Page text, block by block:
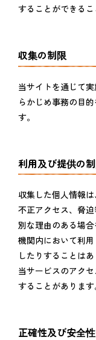
することができるこ
収集の制限
当サイトを通じて
らかじめ事務の目
す。
利用及び提供の
収集した個人情報
不正アクセス、脅
別な理由のある場
機関内において利
したりすることは
当サービスのアク
することがあります
正確性及び安全